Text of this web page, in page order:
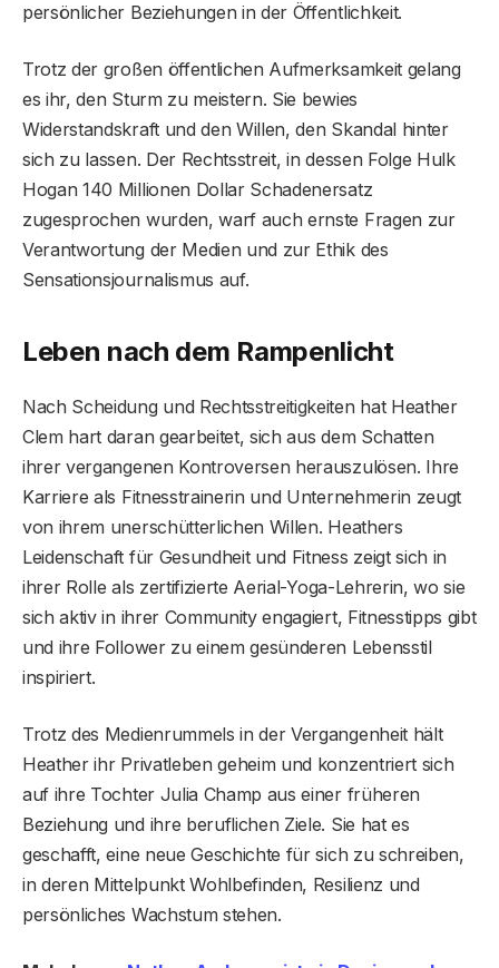
persönlicher Beziehungen in der Öffentlichkeit.
Trotz der großen öffentlichen Aufmerksamkeit gelang
es ihr, den Sturm zu meistern. Sie bewies
Widerstandskraft und den Willen, den Skandal hinter
sich zu lassen. Der Rechtsstreit, in dessen Folge Hulk
Hogan 140 Millionen Dollar Schadenersatz
zugesprochen wurden, warf auch ernste Fragen zur
Verantwortung der Medien und zur Ethik des
Sensationsjournalismus auf.
Leben nach dem Rampenlicht
Nach Scheidung und Rechtsstreitigkeiten hat Heather
Clem hart daran gearbeitet, sich aus dem Schatten
ihrer vergangenen Kontroversen herauszulösen. Ihre
Karriere als Fitnesstrainerin und Unternehmerin zeugt
von ihrem unerschütterlichen Willen. Heathers
Leidenschaft für Gesundheit und Fitness zeigt sich in
ihrer Rolle als zertifizierte Aerial-Yoga-Lehrerin, wo sie
sich aktiv in ihrer Community engagiert, Fitnesstipps gibt
und ihre Follower zu einem gesünderen Lebensstil
inspiriert.
Trotz des Medienrummels in der Vergangenheit hält
Heather ihr Privatleben geheim und konzentriert sich
auf ihre Tochter Julia Champ aus einer früheren
Beziehung und ihre beruflichen Ziele. Sie hat es
geschafft, eine neue Geschichte für sich zu schreiben,
in deren Mittelpunkt Wohlbefinden, Resilienz und
persönliches Wachstum stehen.